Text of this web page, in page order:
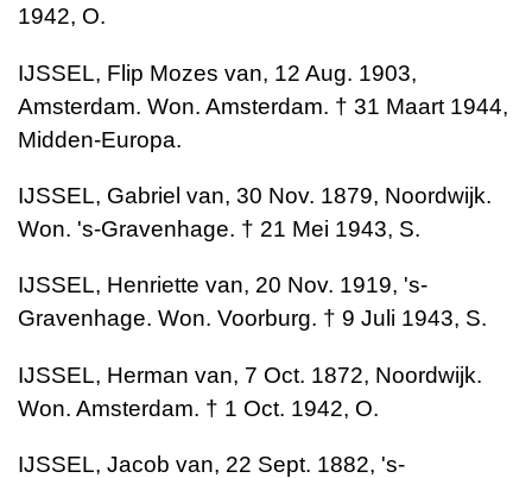
1942, O.
IJSSEL, Flip Mozes van, 12 Aug. 1903,
Amsterdam. Won. Amsterdam. † 31 Maart 1944,
Midden-Europa.
IJSSEL, Gabriel van, 30 Nov. 1879, Noordwijk.
Won. 's-Gravenhage. † 21 Mei 1943, S.
IJSSEL, Henriette van, 20 Nov. 1919, 's-
Gravenhage. Won. Voorburg. † 9 Juli 1943, S.
IJSSEL, Herman van, 7 Oct. 1872, Noordwijk.
Won. Amsterdam. † 1 Oct. 1942, O.
IJSSEL, Jacob van, 22 Sept. 1882, 's-